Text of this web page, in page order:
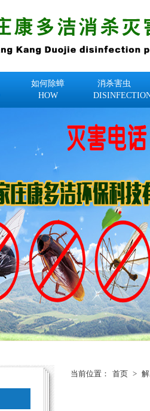
如何除蟑
HOW
消杀害虫
当前位置： 首页 >